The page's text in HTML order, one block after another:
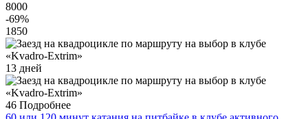
8000
-69%
1850
13 дней
46 Подробнее